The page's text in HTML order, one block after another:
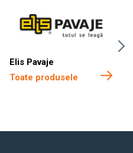
Elis Pavaje
Toate produsele